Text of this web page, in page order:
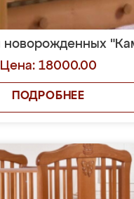
новорожденных
Цена: 18000.00
ПОДРОБНЕЕ